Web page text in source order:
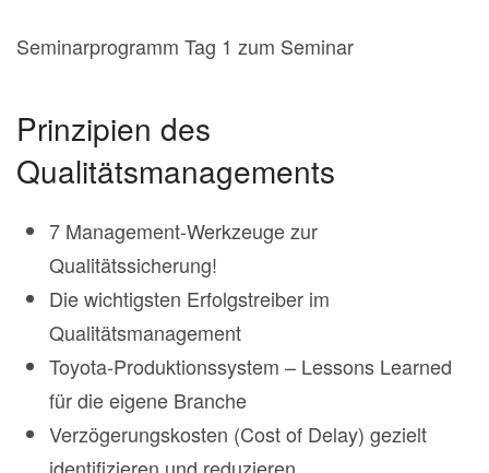
Seminarprogramm Tag 1 zum Seminar
Prinzipien des
Qualitätsmanagements
7 Management-Werkzeuge zur
Qualitätssicherung!
Die wichtigsten Erfolgstreiber im
Qualitätsmanagement
Toyota-Produktionssystem – Lessons Learned
für die eigene Branche
Verzögerungskosten (Cost of Delay) gezielt
identifizieren und reduzieren